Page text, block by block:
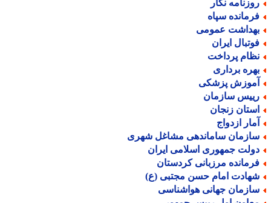
نگار
سپاه
عمومی
ایران
پرداخت
برداری
پزشکی
سازمان
زنجان
ازدواج
ساماندهی مشاغل شهری
جمهوری اسلامی ایران
مرزبانی کردستان
امام حسن مجتبی (ع)
جهانی هواشناسی